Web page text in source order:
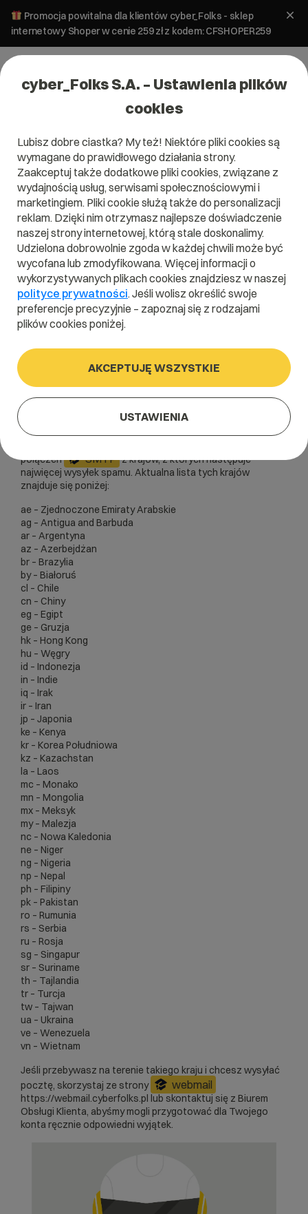
Promocja powitalna dla klientów cyber_Folks - sklep
internetowy Shoper w cenie 259 zł z kodem: CFSHOPER259
Pomoc»Poczta»Nie mogę wysłać maila z zagranicy (lista
lokalizacji z blokadą SMTP) server_Panel
Nie mogę wysłać maila z zagranicy
(lista lokalizacji z blokadą SMTP)
server_Panel
Poczta
Zarządzanie kontami
pocztowymi
Artykuł dla panelu:
server_Panel
W związku z bardzo częstymi sytuacjami wykradania przez
wirusy haseł do kont e-mail z programów pocztowych na
połączeń
SMTP z krajów, z których następuje
najwięcej wysyłek spamu. Aktualna lista tych krajów
znajduje się poniżej:
ae – Zjednoczone Emiraty Arabskie
ag – Antigua and Barbuda
ar – Argentyna
az – Azerbejdżan
br – Brazylia
by – Białoruś
cl – Chile
cn – Chiny
eg – Egipt
ge – Gruzja
hk – Hong Kong
hu – Węgry
id – Indonezja
in – Indie
iq – Irak
ir – Iran
jp – Japonia
ke – Kenya
kr – Korea Południowa
kz – Kazachstan
la – Laos
mc – Monako
mn – Mongolia
mx – Meksyk
my – Malezja
nc – Nowa Kaledonia
ne – Niger
ng – Nigeria
np – Nepal
ph – Filipiny
pk – Pakistan
ro – Rumunia
rs – Serbia
ru – Rosja
sg – Singapur
sr – Suriname
th – Tajlandia
tr – Turcja
tw – Tajwan
ua – Ukraina
ve – Wenezuela
vn – Wietnam
Jeśli przebywasz na terenie takiego kraju i chcesz wysyłać
pocztę, skorzystaj ze strony
webmail
https://webmail.cyberfolks.pl lub skontaktuj się z Biurem
Obsługi Klienta, abyśmy mogli przygotować dla Twojego
konta ręcznie odpowiedni wyjątek.
cyber_Folks S.A. – Ustawienia plików
cookies
Lubisz dobre ciastka? My też! Niektóre pliki cookies są
wymagane do prawidłowego działania strony.
Zaakceptuj także dodatkowe pliki cookies, związane z
wydajnością usług, serwisami społecznościowymi i
marketingiem. Pliki cookie służą także do personalizacji
reklam. Dzięki nim otrzymasz najlepsze doświadczenie
naszej strony internetowej, którą stale doskonalimy.
Udzielona dobrowolnie zgoda w każdej chwili może być
wycofana lub zmodyfikowana. Więcej informacji o
wykorzystywanych plikach cookies znajdziesz w naszej
polityce prywatności. Jeśli wolisz określić swoje
preferencje precyzyjnie – zapoznaj się z rodzajami
plików cookies poniżej.
AKCEPTUJĘ WSZYSTKIE
USTAWIENIA